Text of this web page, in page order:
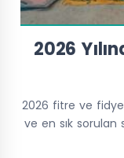
Hafız
2026
2026 fitre ve fidye
ve en sık sorulan